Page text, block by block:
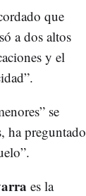
que
a dos altos
y el
se
ha preguntado
es la